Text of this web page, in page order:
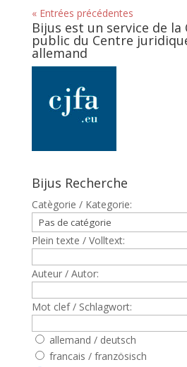
« Entrées précédentes
Bijus est un service de
public du Centre
allemand
Bijus Recherche
Catègorie / Kategorie:
Plein texte / Volltext:
Auteur / Autor:
Mot clef / Schlagwort:
allemand / deutsch
francais / französisch